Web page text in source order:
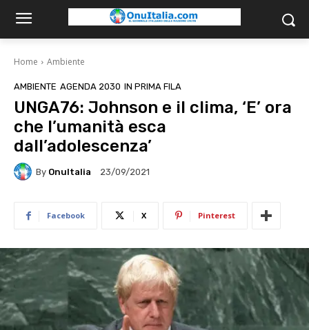
Home Ambiente
AMBIENTE AGENDA 2030 IN PRIMA FILA
UNGA76: Johnson e il clima, ‘E’ ora
che l’umanità esca
dall’adolescenza’
By OnuItalia 23/09/2021
Facebook X Pinterest